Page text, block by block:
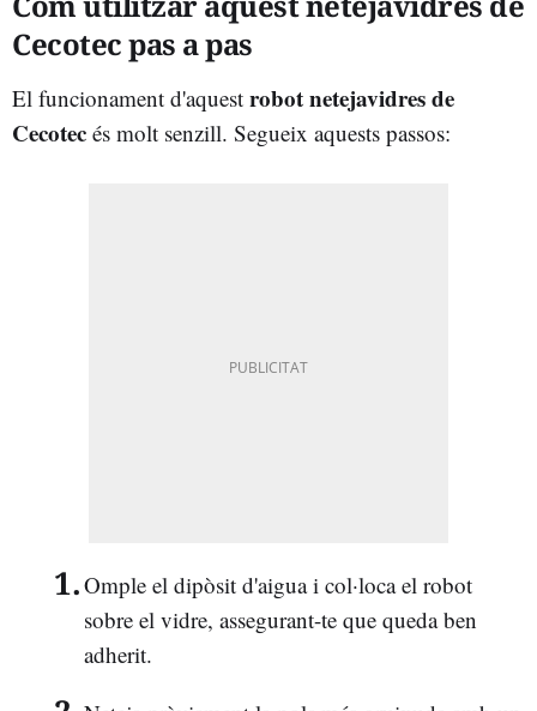
Cecotec pas a pas
El funcionament d'aquest robot netejavidres de
Cecotec és molt senzill. Segueix aquests passos:
Omple el dipòsit d'aigua i col·loca el robot
sobre el vidre, assegurant-te que queda ben
adherit.